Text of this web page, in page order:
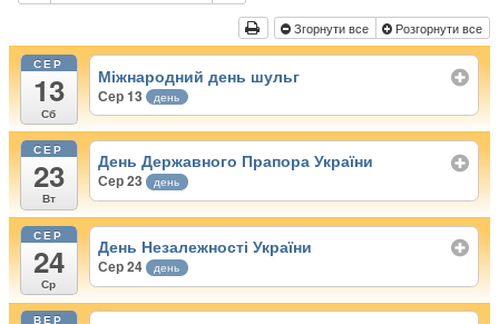
Згорнути все Розгорнути все
СЕР
13
Сб
Міжнародний день шульг
Сер 13 день
СЕР
23
Вт
День Державного Прапора України
Сер 23 день
СЕР
24
Ср
День Незалежності України
Сер 24 день
ВЕР